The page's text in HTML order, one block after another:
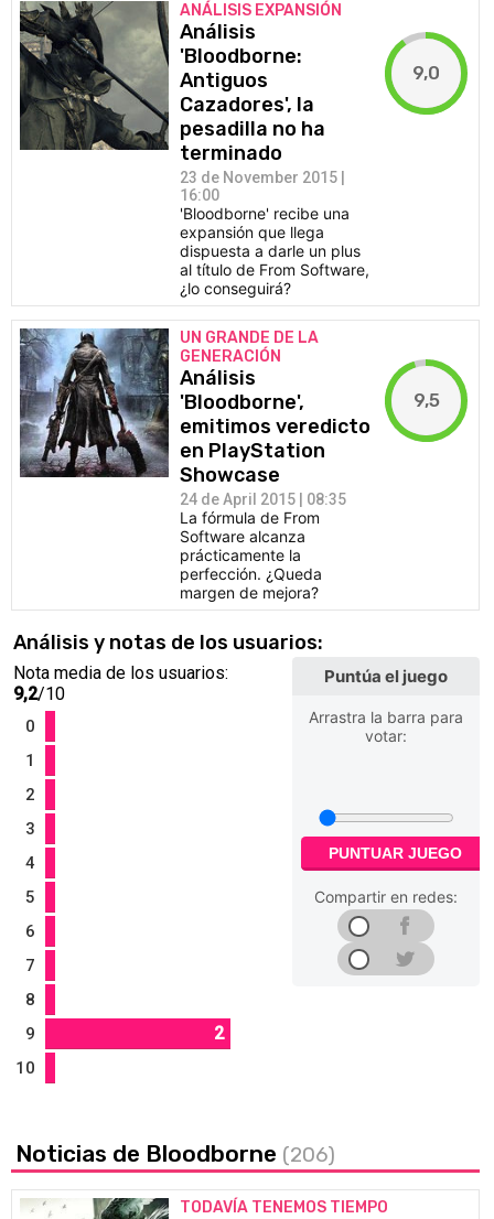
ANÁLISIS EXPANSIÓN
Análisis
'Bloodborne:
Antiguos
Cazadores', la
pesadilla no ha
terminado
23 de November 2015 |
16:00
'Bloodborne' recibe una
expansión que llega
dispuesta a darle un plus
al título de From Software,
¿lo conseguirá?
9,0
UN GRANDE DE LA
GENERACIÓN
Análisis
'Bloodborne',
emitimos veredicto
en PlayStation
Showcase
24 de April 2015 | 08:35
La fórmula de From
Software alcanza
prácticamente la
perfección. ¿Queda
margen de mejora?
9,5
Análisis y notas de los usuarios:
Nota media de los usuarios:
9,2/10
0
1
2
3
4
5
6
7
8
9
2
10
Puntúa el juego
Arrastra la barra para
votar:
PUNTUAR JUEGO
Compartir en redes:
Noticias de Bloodborne (206)
TODAVÍA TENEMOS TIEMPO